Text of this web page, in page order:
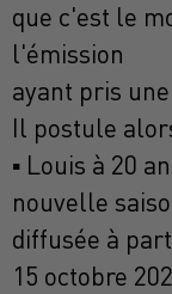
que c'est le
l'émission
ayant pris
Il postule
▪ Louis à 20
nouvelle
diffusée à
15 octobre